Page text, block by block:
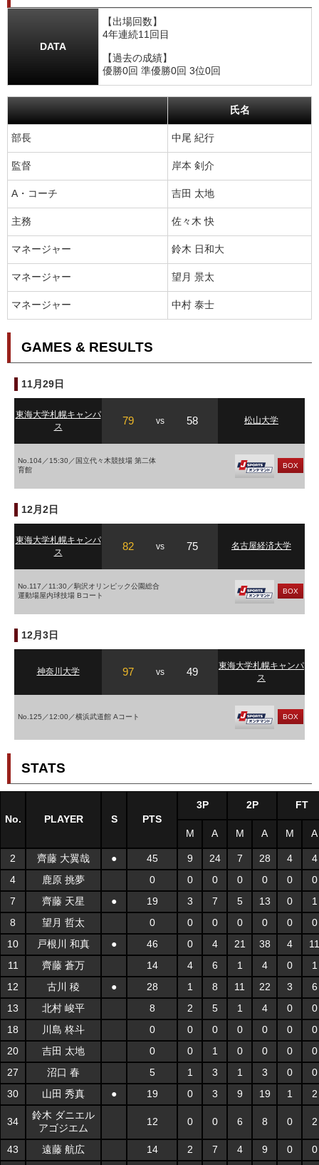
DATA
【出場回数】
4年連続11回目
【過去の成績】
優勝0回 準優勝0回 3位0回
氏名
部長 中尾 紀行
監督 岸本 剣介
A・コーチ 吉田 太地
主務 佐々木 快
マネージャー 鈴木 日和大
マネージャー 望月 景太
マネージャー 中村 泰士
GAMES & RESULTS
11月29日
東海大学札幌キャンパ
ス
79 vs 58 松山大学
No.104／15:30／国立代々木競技場 第二体
育館
BOX
12月2日
東海大学札幌キャンパ
ス
82 vs 75 名古屋経済大学
No.117／11:30／駒沢オリンピック公園総合
運動場屋内球技場 Bコート
BOX
12月3日
神奈川大学 97 vs 49
東海大学札幌キャンパ
ス
No.125／12:00／横浜武道館 Aコート BOX
STATS
No. PLAYER S PTS
3P 2P FT
M A M A M A
2 齊藤 大翼哉 ● 45 9 24 7 28 4
4
4
鹿原 挑夢 0 0 0 0 0 0
0
7
齊藤 天星 ● 19 3 7 5 13 0
1
8
望月 哲太 0 0 0 0 0 0
0
10
戸根川 和真 ● 46 0 4 21 38 4
11
11
齊藤 蒼万 14 4 6 1 4 0
1
12
古川 稜 ● 28 1 8 11 22 3
6
13
北村 峻平 8 2 5 1 4 0
0
18
川島 柊斗 0 0 0 0 0 0
0
20
吉田 太地 0 0 1 0 0 0
0
27
沼口 春 5 1 3 1 3 0
0
30
山田 秀真 ● 19 0 3 9 19 1 2
34
鈴木 ダニエル
アゴジエム
12 0 0 6 8 0 2
43 遠藤 航広 14 2 7 4 9 0 0